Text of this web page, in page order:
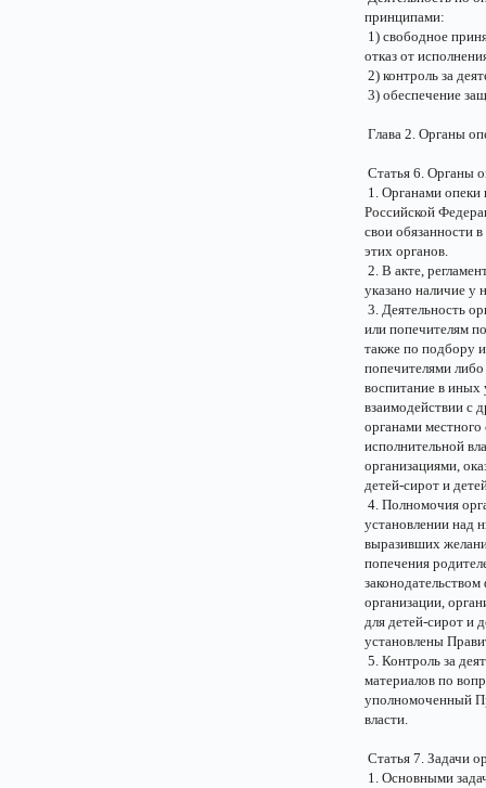
принципами:
1) свободное
отказ от
2) контроль за
3) обеспечение
Глава 2. Органы
Статья 6. Органы
1. Органами опеки
Российской
свои обязанности
этих органов.
2. В акте,
указано наличие у
3. Деятельность
или попечителям
также по подбору
попечителями
воспитание в иных
взаимодействии с
органами
исполнительной
организациями,
детей-сирот и
4. Полномочия
установлении над
выразивших
попечения
организации,
для детей-сирот и
установлены
5. Контроль за
материалов по
уполномоченный
власти.
Статья 7. Задачи
1. Основными